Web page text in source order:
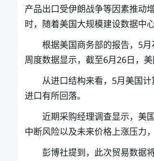
产品出口受伊朗战争等因素推动
时，随着美国大规模建设数据中
根据美国商务部的报告，5
周度数据显示，截至6月26日，
从进口结构来看，5月美国
进口有所回落。
近期采购经理调查显示，美
中断风险以及未来价格上涨压力
彭博社提到，此次贸易数据